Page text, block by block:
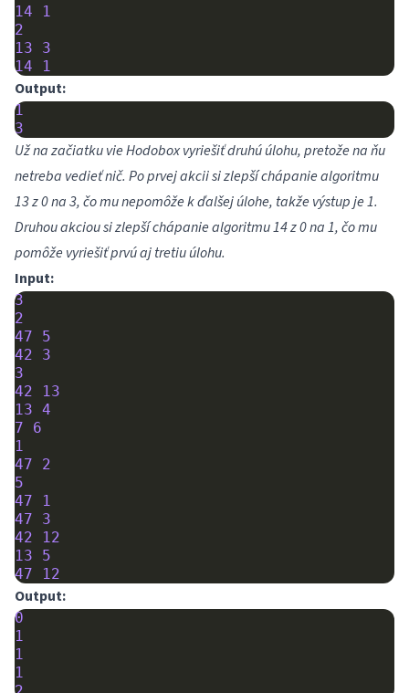
14
1
2
13
3
14
1
Output:
1
3
Už na začiatku vie Hodobox vyriešiť druhú úlohu, pretože na ňu
netreba vedieť nič. Po prvej akcii si zlepší chápanie algoritmu
13 z 0 na 3, čo mu nepomôže k ďalšej úlohe, takže výstup je 1.
Druhou akciou si zlepší chápanie algoritmu 14 z 0 na 1, čo mu
pomôže vyriešiť prvú aj tretiu úlohu.
Input:
3
2
47
5
42
3
3
42
13
13 4
7
6
1
47
2
5
47
1
47
3
42
12
13
5
47
12
Output:
0
1
1
1